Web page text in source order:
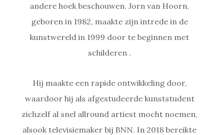
andere hoek beschouwen. Jorn van Hoorn,
geboren in 1982, maakte zijn intrede in de
kunstwereld in 1999 door te beginnen met
schilderen .
Hij maakte een rapide ontwikkeling door,
waardoor hij als afgestudeerde kunststudent
zichzelf al snel allround artiest mocht noemen,
alsook televisiemaker bij BNN. In 2018 bereikte